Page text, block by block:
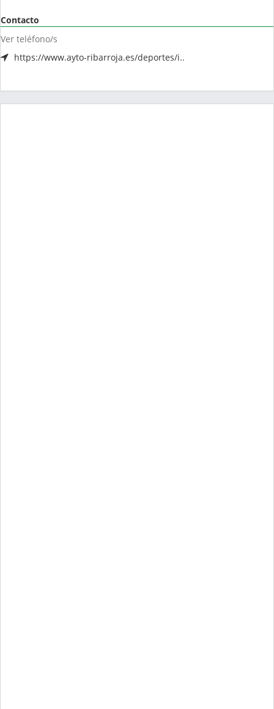
Contacto
Ver teléfono/s
https://www.ayto-ribarroja.es/deportes/i..